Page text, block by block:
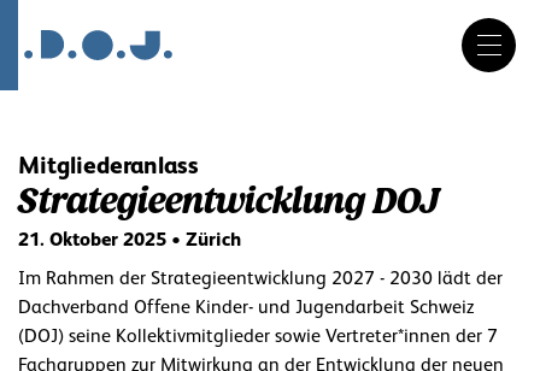
überspringen
Mitgliederanlass
Strategieentwicklung DOJ
21. Oktober 2025 • Zürich
Im Rahmen der Strategieentwicklung 2027 - 2030 lädt der
Dachverband Offene Kinder- und Jugendarbeit Schweiz
(DOJ) seine Kollektivmitglieder sowie Vertreter*innen der 7
Fachgruppen zur Mitwirkung an der Entwicklung der neuen